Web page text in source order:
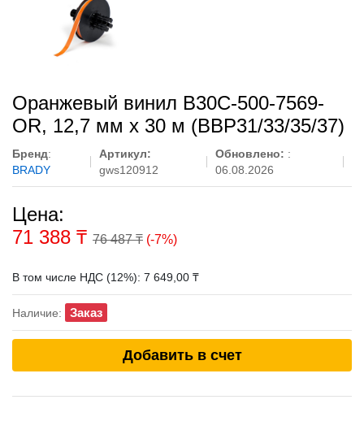
Оранжевый винил B30C-500-7569-
OR, 12,7 мм x 30 м (BBP31/33/35/37)
Бренд:
BRADY
Артикул:
gws120912
Обновлено: :
06.08.2026
Цена:
71 388 ₸ 76 487 ₸ (-7%)
В том числе НДС (12%): 7 649,00 ₸
Наличие: Заказ
Добавить в счет